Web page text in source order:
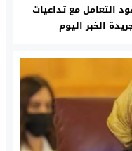
التعامل مع تداعيات
الخبر اليوم